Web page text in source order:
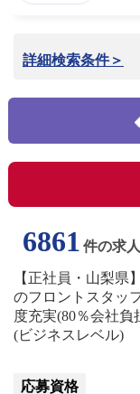
詳細検索条件＞
6861 件の求
【正社員・山梨県
のフロントスタッ
度充実(80％会社負
(ビジネスレベル)
応募資格